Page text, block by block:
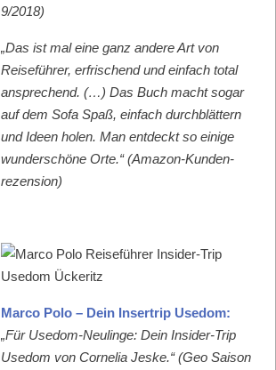
9/2018)
„Das ist mal eine ganz andere Art von
Reise­führer, erfrischend und ein­fach total
ansprechend. (…) Das Buch macht sog­ar
auf dem Sofa Spaß, ein­fach durch­blät­tern
und Ideen holen. Man ent­deckt so einige
wun­der­schöne Orte.“ (Ama­zon-Kun­den­
rezen­sion)
Mar­co Polo – Dein Inser­trip Use­dom:
„Für Use­dom-Neulinge: Dein Insid­er-Trip
Use­dom von Cor­nelia Jeske.“ (Geo Sai­son